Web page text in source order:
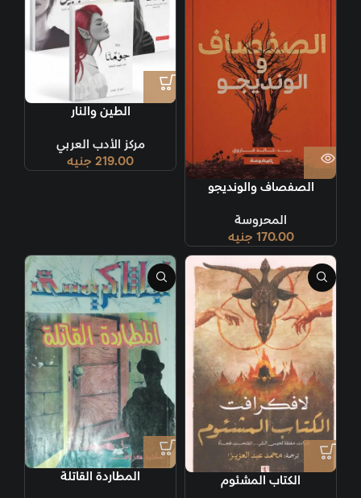
الصفصاف والونديجو
المحروسة
170.00 جنيه
الطين والنار
مركز الأدب العربي
219.00 جنيه
الكتاب المشئوم المطاردة القاتلة